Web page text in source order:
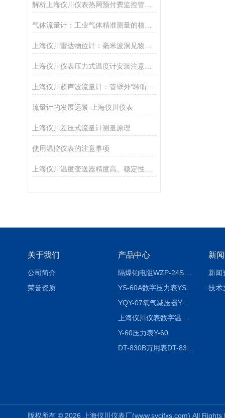
气体流量计：工业气体精准测量的核心技术
上海仪川仪表压力式温度计安装注意事项。
上海仪川超声波流量计：管壁外“聆听”流速的智慧之耳
流量计的发展远景-上海仪川仪表
上海仪川差压式流量计测量原理
使用温控仪表的注意事项
关于我们
公司简介
荣誉资质
产品中心
隔爆铂电阻WZP-24SA隔爆铂电阻WZP-24SA/Pt100
YS-60A数字压力表YS-60A
YQY-07氧气减压器YQY-07
Y-60压力表Y-60
新
新闻
技术
版权所有 © 2026 上海仪川仪表厂(www.sycifxs.com) All